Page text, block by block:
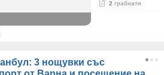
2 грабнати
3 нощувки със